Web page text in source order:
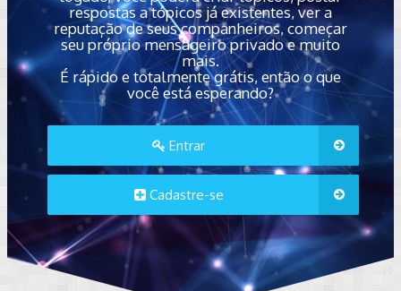
respostas a tópicos já existentes, ver a
reputação de seus companheiros, começar
seu próprio mensageiro privado e muito
mais.
É rápido e totalmente grátis, então o que
você está esperando?
Entrar
Cadastre-se